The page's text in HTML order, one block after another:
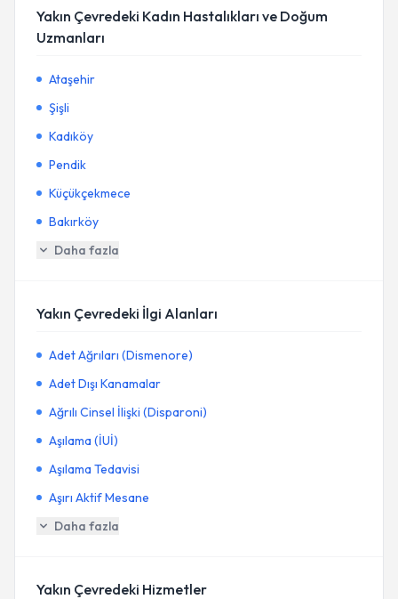
Yakın Çevredeki Kadın Hastalıkları ve Doğum
Uzmanları
Ataşehir
Şişli
Kadıköy
Pendik
Küçükçekmece
Bakırköy
Daha fazla
Yakın Çevredeki İlgi Alanları
Adet Ağrıları (Dismenore)
Adet Dışı Kanamalar
Ağrılı Cinsel İlişki (Disparoni)
Aşılama (İUİ)
Aşılama Tedavisi
Aşırı Aktif Mesane
Daha fazla
Yakın Çevredeki Hizmetler